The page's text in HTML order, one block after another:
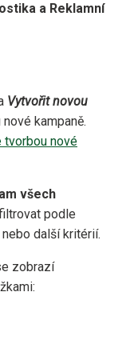
a Reklamní
Vytvořit novou
kampaně.
tvorbou nové
všech
podle
další kritérií.
zobrazí